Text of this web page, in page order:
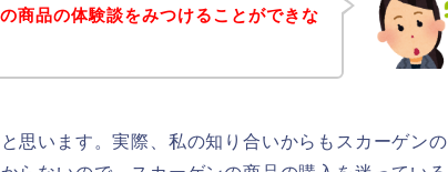
商品の体験談をみつけることができな
思います。実際、私の知り合いからもスカーゲンの